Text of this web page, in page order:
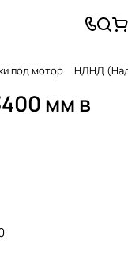
под мотор НДНД
мм в